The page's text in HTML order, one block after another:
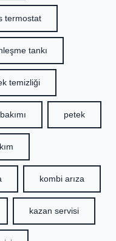
termostat
tankı
temizliği
petek
kombi arıza
kazan servisi